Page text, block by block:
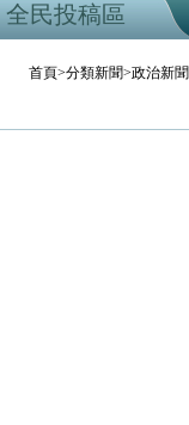
全民投稿區
首頁>分類新聞>政治新聞